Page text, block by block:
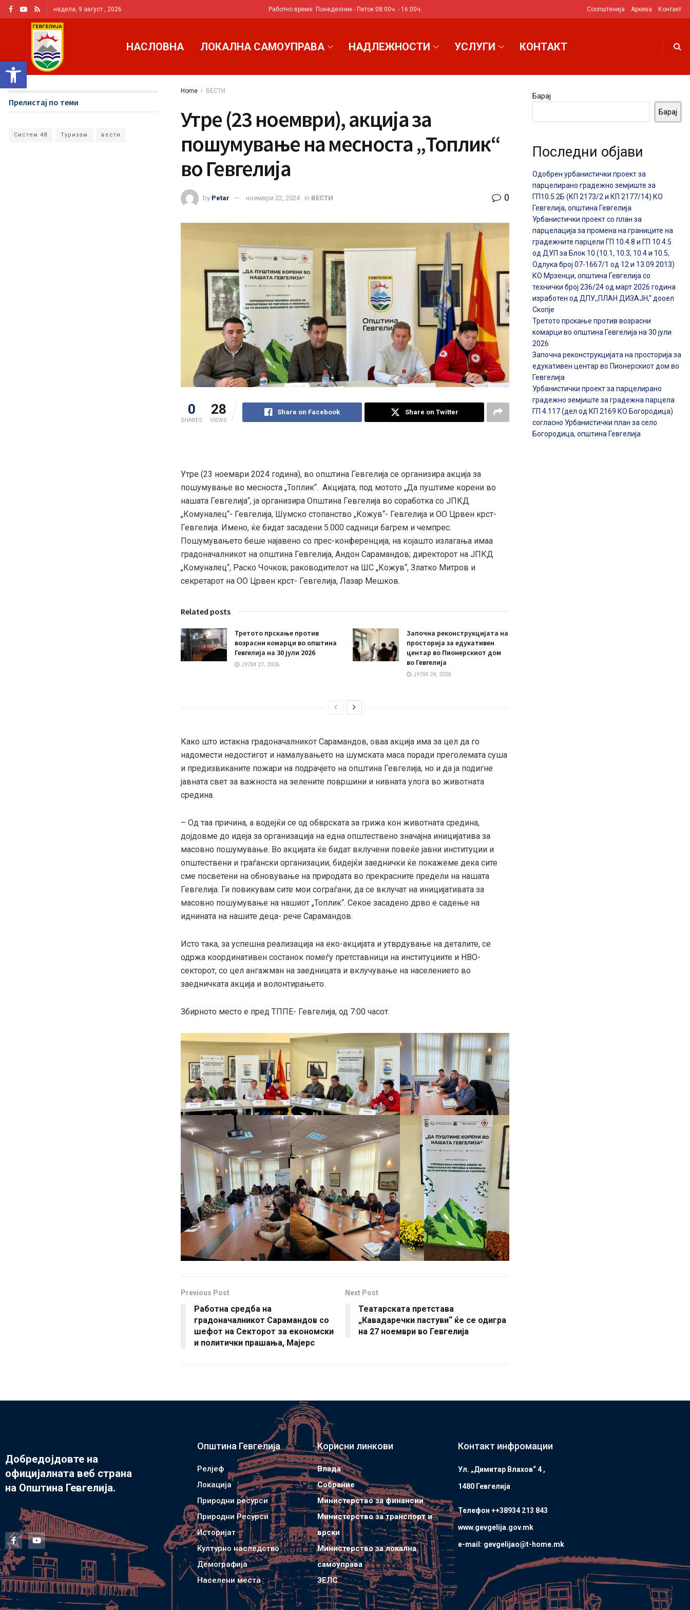
Open toolbar
недела, 9 август , 2026 Работно време: Понеделник - Петок 08:00ч. - 16:00ч. Соопштенија Архива Контакт
НАСЛОВНА ЛОКАЛНА САМОУПРАВА НАДЛЕЖНОСТИ УСЛУГИ КОНТАКТ
Home ВЕСТИ
Утре (23 ноември), акција за
пошумување на месноста „Топлик“
во Гевгелија
by Petar ноември 22, 2024 in ВЕСТИ 0
0
SHARES
28
VIEWS
Share on Facebook Share on Twitter
Утре (23 ноември 2024 година), во општина Гевгелија се организира акција за
пошумување во месноста „Топлик“. Акцијата, под мотото „Да пуштиме корени во
нашата Гевгелија“, ја организира Општина Гевгелија во соработка со ЈПКД
„Комуналец“- Гевгелија, Шумско стопанство „Кожув“- Гевгелија и ОО Црвен крст-
Гевгелија. Имено, ќе бидат засадени 5.000 садници багрем и чемпрес.
Пошумувањето беше најавено со прес-конференција, на којашто излагања имаа
градоначалникот на општина Гевгелија, Андон Сарамандов; директорот на ЈПКД
„Комуналец“, Раско Чочков; раководителот на ШС „Кожув“, Златко Митров и
секретарот на ОО Црвен крст- Гевгелија, Лазар Мешков.
Related posts
Третото прскање против
возрасни комарци во општина
Гевгелија на 30 јули 2026
ЈУЛИ 27, 2026
Започна реконструкцијата на
просторија за едукативен
центар во Пионерскиот дом
во Гевгелија
ЈУЛИ 24, 2026
Како што истакна градоначалникот Сарамандов, оваа акција има за цел да го
надомести недостигот и намалувањето на шумската маса поради преголемата суша
и предизвиканите пожари на подрачјето на општина Гевгелија, но и да ја подигне
јавната свет за важноста на зелените површини и нивната улога во животната
средина.
– Од таа причина, а водејќи се од обврската за грижа кон животната средина,
дојдовме до идеја за организација на една општествено значајна иницијатива за
масовно пошумување. Во акцијата ќе бидат вклучени повеќе јавни институции и
општествени и граѓански организации, бидејќи заеднички ќе покажеме дека сите
сме посветени на обновување на природата во прекрасните предели на нашата
Гевгелија. Ги повикувам сите мои сограѓани, да се вклучат на иницијативата за
масовно пошумување на нашиот „Топлик“. Секое засадено дрво е садење на
иднината на нашите деца- рече Сарамандов.
Исто така, за успешна реализација на еко-акцијата и утврдување на деталите, се
одржа координативен состанок помеѓу претставници на институциите и НВО-
секторот, со цел ангажман на заедницата и вклучување на населението во
заедничката акција и волонтирањето.
Збирното место е пред ТППЕ- Гевгелија, од 7:00 часот.
Previous Post
Работна средба на
градоначалникот Сарамандов со
шефот на Секторот за економски
и политички прашања, Мајерс
Next Post
Театарската претстава
„Кавадаречки пастуви“ ќе се одигра
на 27 ноември во Гевгелија
Прелистај по теми
Систем 48 Туризам вести
Барај
Барај
Последни објави
Одобрен урбанистички проект за
парцелирано градежно земјиште за
ГП10.5.2Б (КП 2173/2 и КП 2177/14) КО
Гевгелија, општина Гевгелија
Урбанистички проект со план за
парцелација за промена на границите на
градежните парцели ГП 10.4.8 и ГП 10.4.5
од ДУП за Блок 10 (10.1, 10.3, 10.4 и 10.5,
Одлука број 07-1667/1 од 12 и 13.09.2013)
КО Мрзенци, општина Гевгелија со
технички број 236/24 од март 2026 година
изработен од ДПУ,,ПЛАН ДИЗАЈН,“ дооел
Скопје
Третото прскање против возрасни
комарци во општина Гевгелија на 30 јули
2026
Започна реконструкцијата на просторија за
едукативен центар во Пионерскиот дом во
Гевгелија
Урбанистички проект за парцелирано
градежно земјиште за градежна парцела
ГП 4.117 (дел од КП 2169 КО Богородица)
согласно Урбанистички план за село
Богородица, општина Гевгелија
Добредојдовте на
официјалната веб страна
на Општина Гевгелија.
Општина Гевгелија
Релјеф
Локација
Природни ресурси
Природни Ресурси
Историјат
Културно наследство
Демографија
Населени места
Корисни линкови
Влада
Собрание
Министерство за финансии
Министерство за транспорт и
врски
Министерство за локална
самоуправа
ЗЕЛС
Контакт инфромации
Ул. „Димитар Влахов“ 4 ,
1480 Гевгелијa
Телефон ++38934 213 843
www.gevgelija.gov.mk
e-mail: gevgelijao@t-home.mk